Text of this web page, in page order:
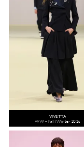
VIVETTA
WW - Fall/Winter 2026